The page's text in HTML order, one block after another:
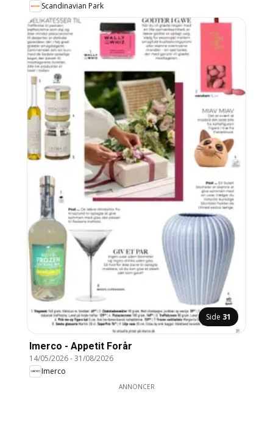
Scandinavian Park
Side 31
Imerco - Appetit Forår
14/05/2026-31/08/2026
Imerco
ANNONCER